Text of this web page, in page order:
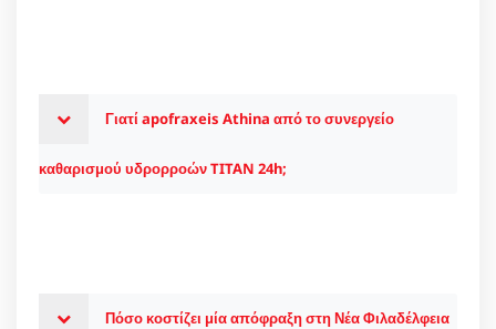
Γιατί apofraxeis Athina από το συνεργείο
καθαρισμού υδρορροών TITAN 24h;
Πόσο κοστίζει μία απόφραξη στη Νέα Φιλαδέλφεια